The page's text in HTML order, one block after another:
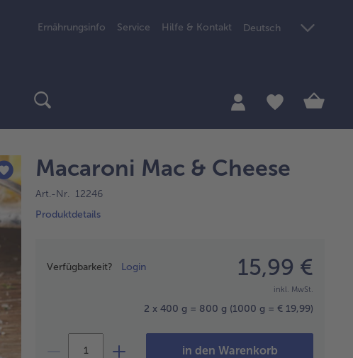
Ernährungsinfo Service Hilfe & Kontakt Deutsch
Macaroni Mac & Cheese
Art.-Nr. 12246
Produktdetails
Verfügbarkeit? Login 15,99 €
inkl. MwSt.
2 x 400 g = 800 g (1000 g = € 19,99)
in den Warenkorb